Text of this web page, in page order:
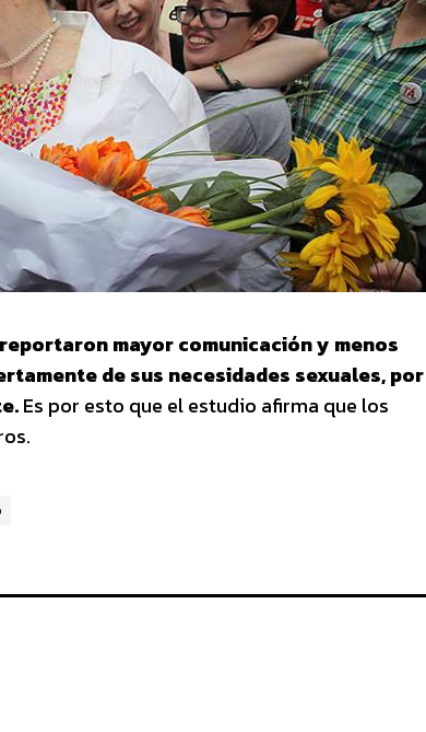
mayor comunicación y menos
de sus necesidades sexuales, por
Es por esto que el estudio afirma que los